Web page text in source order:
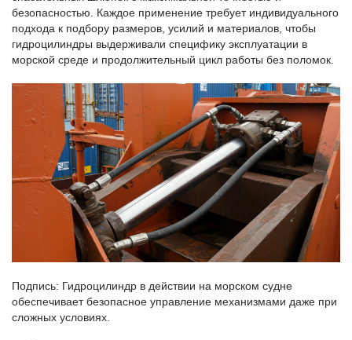
безопасностью. Каждое применение требует индивидуального
подхода к подбору размеров, усилий и материалов, чтобы
гидроцилиндры выдерживали специфику эксплуатации в
морской среде и продолжительный цикл работы без поломок.
Подпись: Гидроцилиндр в действии на морском судне
обеспечивает безопасное управление механизмами даже при
сложных условиях.